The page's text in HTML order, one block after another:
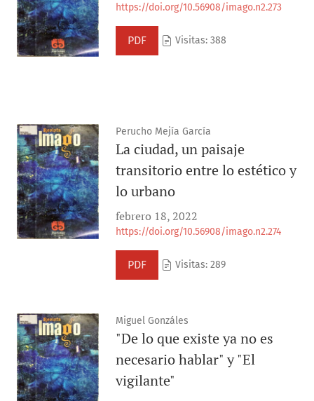
https://doi.org/10.56908/imago.n2.273
PDF Visitas: 388
Perucho Mejía García
La ciudad, un paisaje
transitorio entre lo estético y
lo urbano
febrero 18, 2022
https://doi.org/10.56908/imago.n2.274
PDF Visitas: 289
Miguel Gonzáles
"De lo que existe ya no es
necesario hablar" y "El
vigilante"